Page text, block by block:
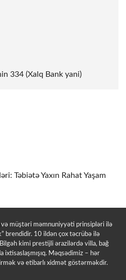
334 (Xalq Bank yani)
Təbiətə Yaxın Rahat Yaşam
və müştəri məmnuniyyəti prinsipləri ilə
brendidir. 10 ildən çox təcrübə ilə
kimi prestijli ərazilərdə villa, bağ
ixtisaslaşmışıq. Məqsədimiz – hər
və etibarlı xidmət göstərməkdir.